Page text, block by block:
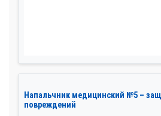
Напальчник медицинский №5 –
повреждений